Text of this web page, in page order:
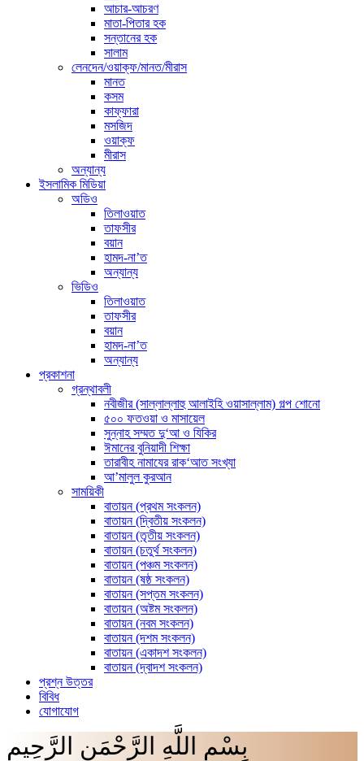
আচার-আচরণ
মাতা-পিতার হক
সন্তানের হক
সালাম
লেনদেন/ওয়াক্ফ/মানত/মীরাস
মানত
কসম
কাফ্ফারা
মসজিদ
ওয়াক্ফ
মীরাস
অন্যান্য
ইসলামিক মিডিয়া
অডিও
তিলাওয়াত
তাফসীর
বয়ান
হামদ-না’ত
অন্যান্য
ভিডিও
তিলাওয়াত
তাফসীর
বয়ান
হামদ-না’ত
অন্যান্য
প্রকাশনা
গ্রন্থাবলী
নবীজীর (সাল্লাল্লাহু আলাইহি ওয়াসাল্লাম) গল্প শোনো
৫০০ ফতওয়া ও মাসায়েল
সুন্নাহ সম্মত দু‘আ ও যিকির
ঈমানের বুনিয়াদী শিক্ষা
তারাবীহ নামাযের রাক‘আত সংখ্যা
আ’মালুল কুরআন
সাময়িকী
বাতায়ন (প্রথম সংকলন)
বাতায়ন (দ্বিতীয় সংকলন)
বাতায়ন (তৃতীয় সংকলন)
বাতায়ন (চতুর্থ সংকলন)
বাতায়ন (পঞ্চম সংকলন)
বাতায়ন (ষষ্ঠ সংকলন)
বাতায়ন (সপ্তম সংকলন)
বাতায়ন (অষ্টম সংকলন)
বাতায়ন (নবম সংকলন)
বাতায়ন (দশম সংকলন)
বাতায়ন (একাদশ সংকলন)
বাতায়ন (দ্বাদশ সংকলন)
প্রশ্ন উত্তর
বিবিধ
যোগাযোগ
بِسْمِ اللَّهِ الرَّحْمَنِ الرَّحِيم